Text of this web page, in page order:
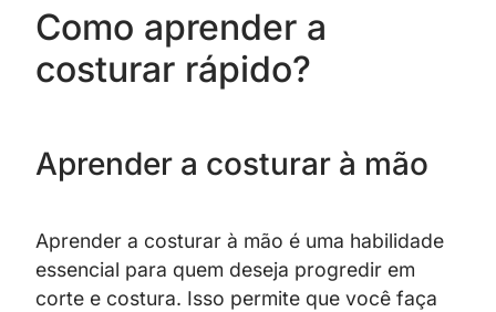
Como aprender a
costurar rápido?
Aprender a costurar à mão
Aprender a costurar à mão é uma habilidade
essencial para quem deseja progredir em
corte e costura. Isso permite que você faça